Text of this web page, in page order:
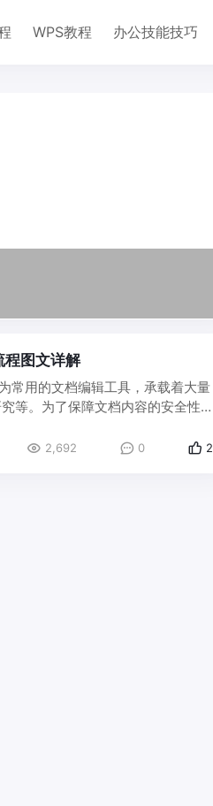
WPS教程 办公技能技巧
程图文详解
常用的文档编辑工具，承载着大量
等。为了保障文档内容的安全性
2,692 0 2